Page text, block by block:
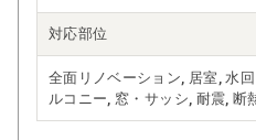
対応部位
全面リノベーション, 居室, 水
ルコニー, 窓・サッシ, 耐震, 断